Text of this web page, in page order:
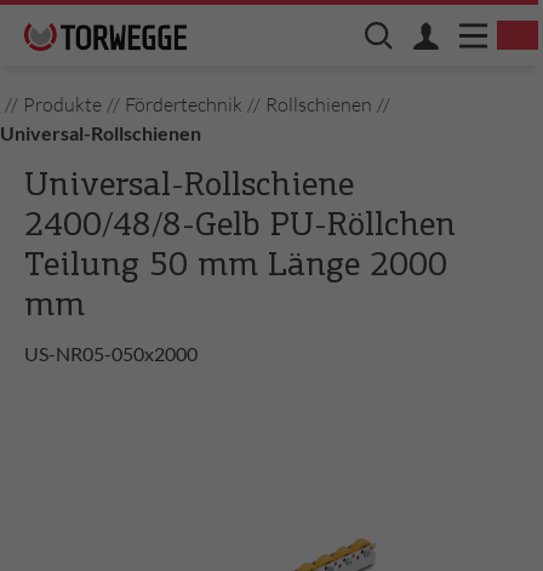
// Produkte // Fördertechnik // Rollschienen //
Universal-Rollschienen
Universal-Rollschiene
2400/48/8-Gelb PU-Röllchen
Teilung 50 mm Länge 2000
mm
US-NR05-050x2000